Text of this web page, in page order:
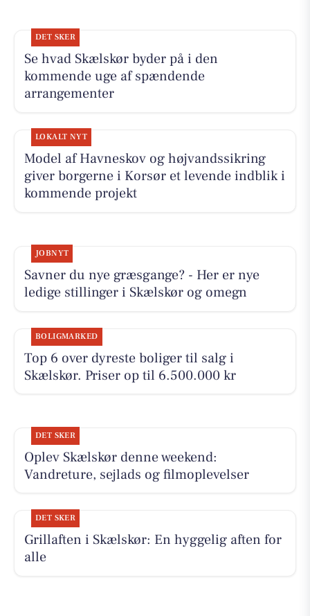
DET SKER
Se hvad Skælskør byder på i den
kommende uge af spændende
arrangementer
LOKALT NYT
Model af Havneskov og højvandssikring
giver borgerne i Korsør et levende indblik i
kommende projekt
JOBNYT
Savner du nye græsgange? - Her er nye
ledige stillinger i Skælskør og omegn
BOLIGMARKED
Top 6 over dyreste boliger til salg i
Skælskør. Priser op til 6.500.000 kr
DET SKER
Oplev Skælskør denne weekend:
Vandreture, sejlads og filmoplevelser
DET SKER
Grillaften i Skælskør: En hyggelig aften for
alle